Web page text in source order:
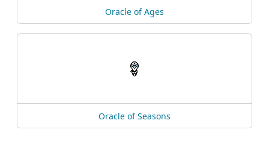
Oracle of Ages
Oracle of Seasons